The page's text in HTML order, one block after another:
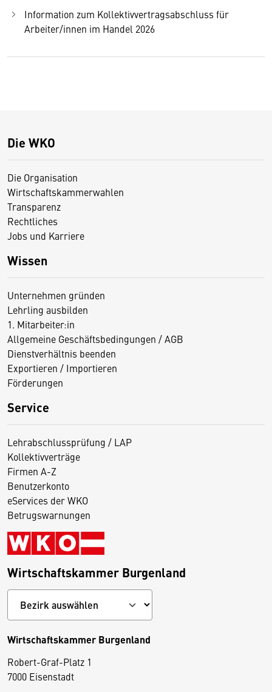
Information zum Kollektivvertragsabschluss für
Arbeiter/innen im Handel 2026
Die WKO
Die Organisation
Wirtschaftskammerwahlen
Transparenz
Rechtliches
Jobs und Karriere
Wissen
Unternehmen gründen
Lehrling ausbilden
1. Mitarbeiter:in
Allgemeine Geschäftsbedingungen / AGB
Dienstverhältnis beenden
Exportieren / Importieren
Förderungen
Service
Lehrabschlussprüfung / LAP
Kollektivverträge
Firmen A-Z
Benutzerkonto
eServices der WKO
Betrugswarnungen
Wirtschaftskammer Burgenland
Wirtschaftskammer Burgenland
Robert-Graf-Platz 1
7000 Eisenstadt
D